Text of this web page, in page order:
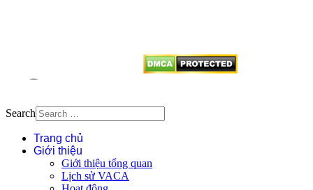
Search
Trang chủ
Giới thiệu
Giới thiệu tổng quan
Lịch sử VACA